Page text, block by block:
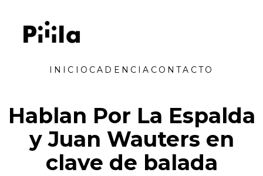
INICIO CADENCIA CONTACTO
Hablan Por La Espalda
y Juan Wauters en
clave de balada